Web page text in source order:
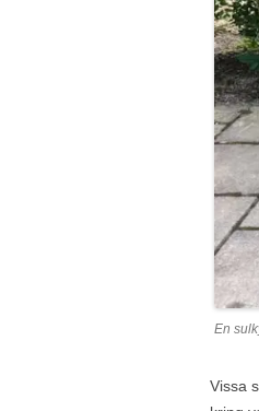
En
Vissa